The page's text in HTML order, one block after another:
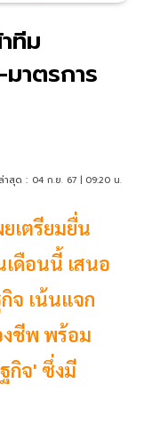
ทีม
าตรการ
าสุด : 04 ก.ย. 67 | 09:20 น.
เตรียมยื่น
ดือนนี้ เสนอ
จ เน้นแจก
งชีพ พร้อม
กิจ' ซึ่งมี